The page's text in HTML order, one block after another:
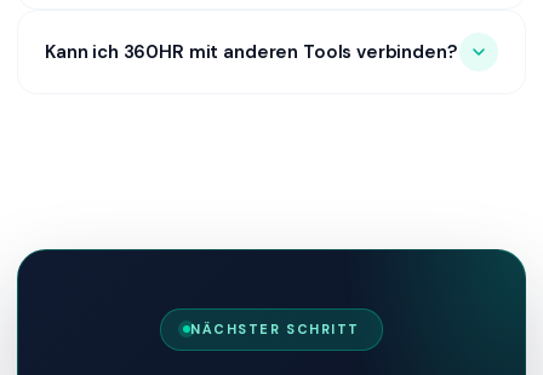
Kann ich 360HR mit anderen Tools verbinden?
NÄCHSTER SCHRITT